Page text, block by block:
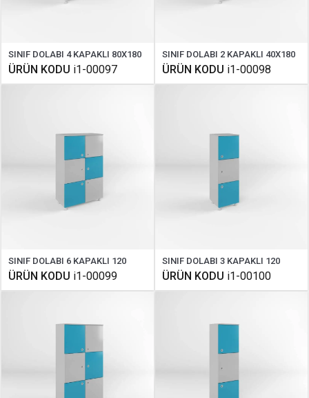
SINIF DOLABI 4 KAPAKLI 80X180
ÜRÜN KODU i1-00097
SINIF DOLABI 2 KAPAKLI 40X180
ÜRÜN KODU i1-00098
SINIF DOLABI 6 KAPAKLI 120
ÜRÜN KODU i1-00099
SINIF DOLABI 3 KAPAKLI 120
ÜRÜN KODU i1-00100